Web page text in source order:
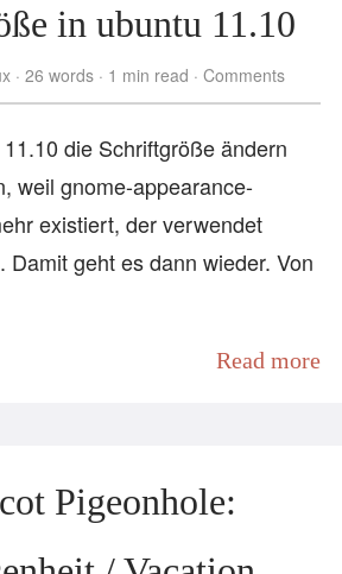
in ubuntu 11.10
26 words 1 min read Comments
die Schriftgröße ändern
weil gnome-appearance-
existiert, der verwendet
Damit geht es dann wieder. Von
Read more
Pigeonhole: